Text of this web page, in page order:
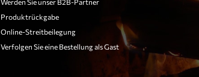
Werden Sie unser B2B-Partner
Produktrückgabe
Online-Streitbeilegung
Verfolgen Sie eine Bestellung als Gast